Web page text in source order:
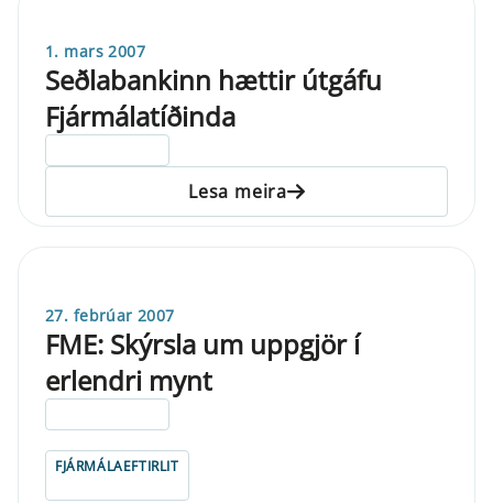
1. mars 2007
Seðlabankinn hættir útgáfu
Fjármálatíðinda
Lesa meira
27. febrúar 2007
FME: Skýrsla um uppgjör í
erlendri mynt
FJÁRMÁLAEFTIRLIT